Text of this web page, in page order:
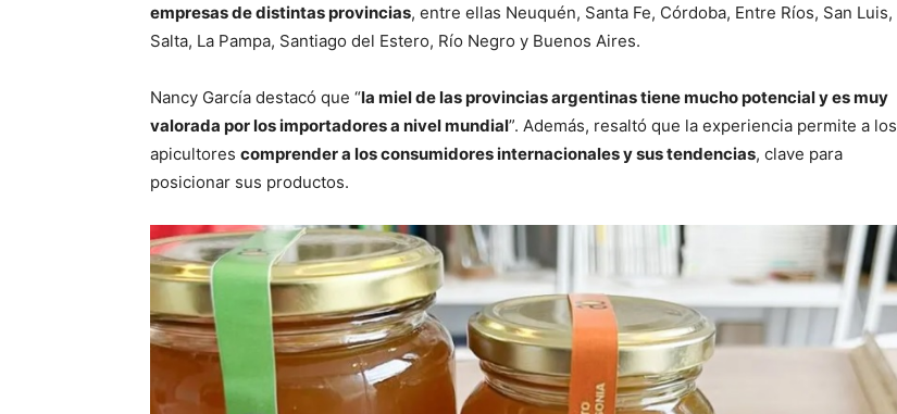
empresas de distintas provincias, entre ellas Neuquén, Santa Fe, Córdoba, Entre Ríos, San Luis,
Salta, La Pampa, Santiago del Estero, Río Negro y Buenos Aires.
Nancy García destacó que “la miel de las provincias argentinas tiene mucho potencial y es muy
valorada por los importadores a nivel mundial”. Además, resaltó que la experiencia permite a los
apicultores comprender a los consumidores internacionales y sus tendencias, clave para
posicionar sus productos.